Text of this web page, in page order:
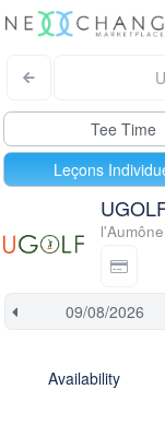
Tee Time
Leçons
l'Aumône
Availability